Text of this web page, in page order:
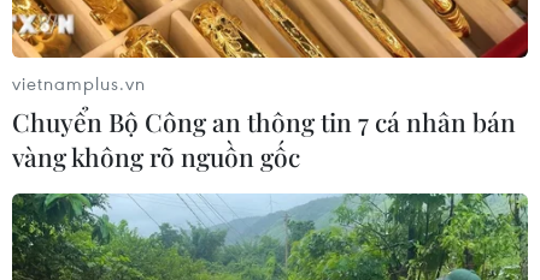
vietnamplus.vn
Chuyển Bộ Công an thông tin 7 cá nhân bán
vàng không rõ nguồn gốc